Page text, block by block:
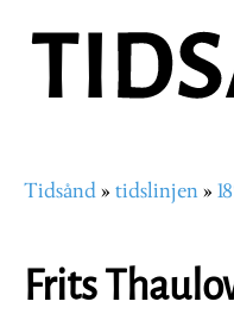
hovedinnhold
Navigasjonssti
Tidsånd tidslinjen
Frits